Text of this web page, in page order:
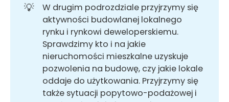
💡
W drugim podrozdziale przyjrzymy się
aktywności budowlanej lokalnego
rynku i rynkowi deweloperskiemu.
Sprawdzimy kto i na jakie
nieruchomości mieszkalne uzyskuje
pozwolenia na budowę, czy jakie lokale
oddaje do użytkowania. Przyjrzymy się
także sytuacji popytowo-podażowej i